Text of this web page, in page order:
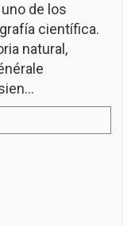
de los
científica.
natural,